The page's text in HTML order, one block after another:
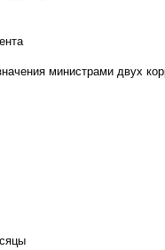
министрами двух